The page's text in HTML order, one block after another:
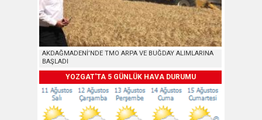
AKDAĞMADENİ’NDE TMO ARPA VE BUĞDAY ALIMLARINA
BAŞLADI
YOZGAT'TA 5 GÜNLÜK HAVA DURUMU